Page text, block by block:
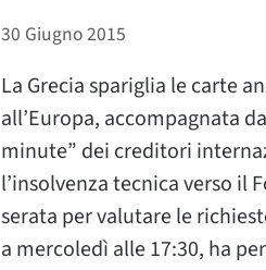
30 Giugno 2015
La Grecia spariglia le carte
all’Europa, accompagnata
minute” dei creditori
l’insolvenza tecnica verso il
serata per valutare le
a mercoledì alle 17:30, ha